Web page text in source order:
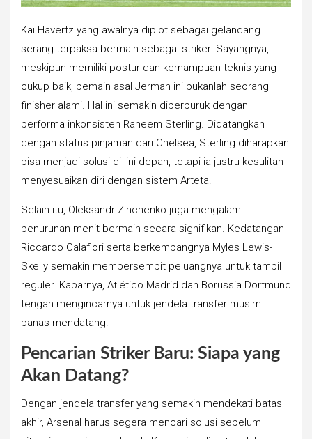
Kai Havertz yang awalnya diplot sebagai gelandang
serang terpaksa bermain sebagai striker. Sayangnya,
meskipun memiliki postur dan kemampuan teknis yang
cukup baik, pemain asal Jerman ini bukanlah seorang
finisher alami. Hal ini semakin diperburuk dengan
performa inkonsisten Raheem Sterling. Didatangkan
dengan status pinjaman dari Chelsea, Sterling diharapkan
bisa menjadi solusi di lini depan, tetapi ia justru kesulitan
menyesuaikan diri dengan sistem Arteta.
Selain itu, Oleksandr Zinchenko juga mengalami
penurunan menit bermain secara signifikan. Kedatangan
Riccardo Calafiori serta berkembangnya Myles Lewis-
Skelly semakin mempersempit peluangnya untuk tampil
reguler. Kabarnya, Atlético Madrid dan Borussia Dortmund
tengah mengincarnya untuk jendela transfer musim
panas mendatang.
Pencarian Striker Baru: Siapa yang
Akan Datang?
Dengan jendela transfer yang semakin mendekati batas
akhir, Arsenal harus segera mencari solusi sebelum